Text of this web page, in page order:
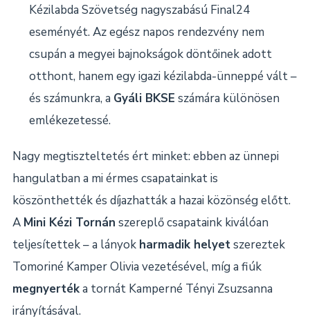
Kézilabda Szövetség nagyszabású Final24
eseményét. Az egész napos rendezvény nem
csupán a megyei bajnokságok döntőinek adott
otthont, hanem egy igazi kézilabda-ünneppé vált –
és számunkra, a Gyáli BKSE számára különösen
emlékezetessé.
Nagy megtiszteltetés ért minket: ebben az ünnepi
hangulatban a mi érmes csapatainkat is
köszönthették és díjazhatták a hazai közönség előtt.
A Mini Kézi Tornán szereplő csapataink kiválóan
teljesítettek – a lányok harmadik helyetszereztek
Tomoriné Kamper Olivia vezetésével, míg a fiúk
megnyertéka tornát Kamperné Tényi Zsuzsanna
irányításával.